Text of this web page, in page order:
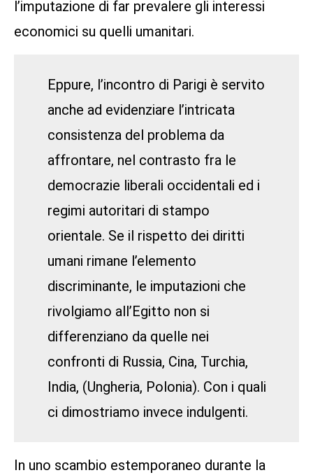
l’imputazione di far prevalere gli interessi
economici su quelli umanitari.
Eppure, l’incontro di Parigi è servito
anche ad evidenziare l’intricata
consistenza del problema da
affrontare, nel contrasto fra le
democrazie liberali occidentali ed i
regimi autoritari di stampo
orientale. Se il rispetto dei diritti
umani rimane l’elemento
discriminante, le imputazioni che
rivolgiamo all’Egitto non si
differenziano da quelle nei
confronti di Russia, Cina, Turchia,
India, (Ungheria, Polonia). Con i quali
ci dimostriamo invece indulgenti.
In uno scambio estemporaneo durante la